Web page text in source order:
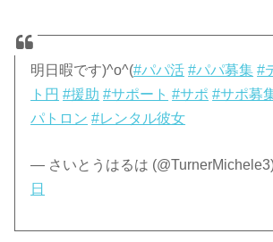
明日暇です)^o^(#パパ活 #パパ募集 #
ト円 #援助 #サポート #サポ #サポ募
パトロン #レンタル彼女
— さいとうはるは
日